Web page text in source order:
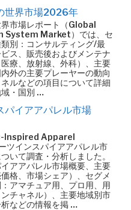
世界市場2026年
市場レポート（Global
Market）では、セ
別：コンサルティング/最
ス、販売後およびメンテナ
療、放射線、外科）、主要
外の主要プレーヤーの動向
ルなどの項目について詳細
域・国別 …
パイアアパレル市場
Inspired Apparel
ツインスパイアアパレル市
いて調査・分析しました。
アアパレル市場概要、主要
格、市場シェア）、セグメ
アマチュア用、プロ用、用
チャネル）、主要地域別市
などの情報を掲 …